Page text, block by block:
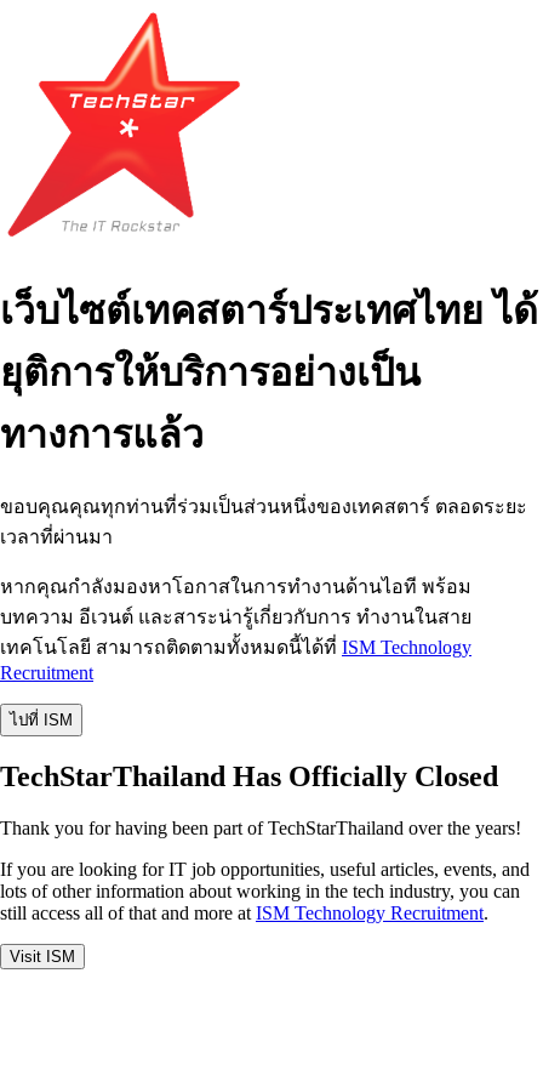
เว็บไซต์เทคสตาร์ประเทศไทย ได้
ยุติการให้บริการอย่างเป็น
ทางการแล้ว
ขอบคุณคุณทุกท่านที่ร่วมเป็นส่วนหนึ่งของเทคสตาร์ ตลอดระยะ
เวลาที่ผ่านมา
หากคุณกำลังมองหาโอกาสในการทำงานด้านไอที พร้อม
บทความ อีเวนต์ และสาระน่ารู้เกี่ยวกับการ ทำงานในสาย
เทคโนโลยี สามารถติดตามทั้งหมดนี้ได้ที่ ISM Technology
Recruitment
ไปที่ ISM
TechStarThailand Has Officially Closed
Thank you for having been part of TechStarThailand over the years!
If you are looking for IT job opportunities, useful articles, events, and
lots of other information about working in the tech industry, you can
still access all of that and more at ISM Technology Recruitment.
Visit ISM